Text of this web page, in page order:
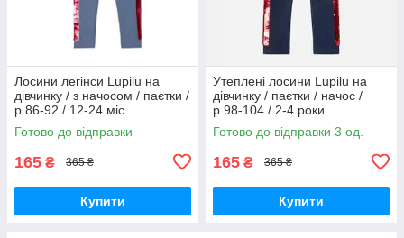
Лосини легінси Lupilu на
дівчинку / з начосом / паєтки /
р.86-92 / 12-24 міс.
Готово до відправки
165 ₴ 365 ₴
Купити
Утеплені лосини Lupilu на
дівчинку / паєтки / начос /
р.98-104 / 2-4 роки
Готово до відправки 3 од.
165 ₴ 365 ₴
Купити